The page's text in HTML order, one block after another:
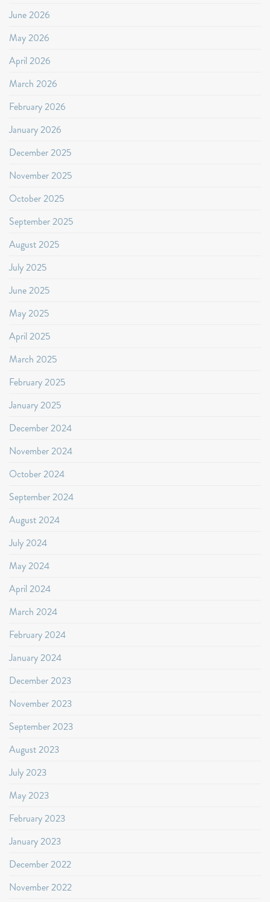
June 2026
May 2026
April 2026
March 2026
February 2026
January 2026
December 2025
November 2025
October 2025
September 2025
August 2025
July 2025
June 2025
May 2025
April 2025
March 2025
February 2025
January 2025
December 2024
November 2024
October 2024
September 2024
August 2024
July 2024
May 2024
April 2024
March 2024
February 2024
January 2024
December 2023
November 2023
September 2023
August 2023
July 2023
May 2023
February 2023
January 2023
December 2022
November 2022